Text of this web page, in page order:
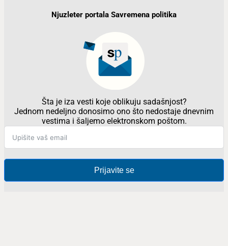
Njuzleter portala Savremena politika
Šta je iza vesti koje oblikuju sadašnjost?
Jednom nedeljno donosimo ono što nedostaje dnevnim
vestima i šaljemo elektronskom poštom.
Prijavite se